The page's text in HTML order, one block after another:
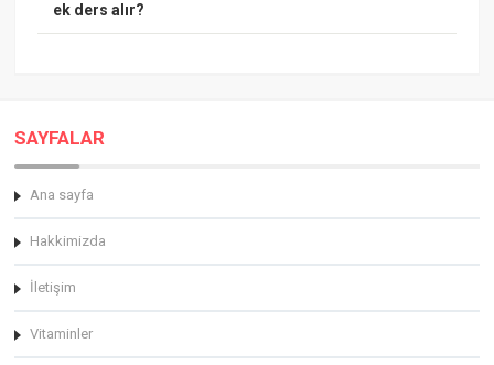
ek ders alır?
SAYFALAR
Ana sayfa
Hakkimizda
İletişim
Vitaminler